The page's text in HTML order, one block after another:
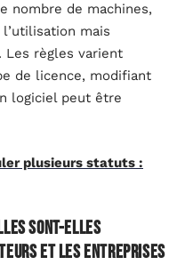
nombre de machines,
mais
règles varient
de licence, modifiant
logiciel peut être
plusieurs statuts :
sont-elles
et les entreprises